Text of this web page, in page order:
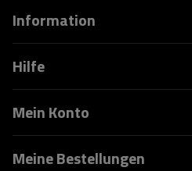
Information
Hilfe
Mein Konto
Meine Bestellungen